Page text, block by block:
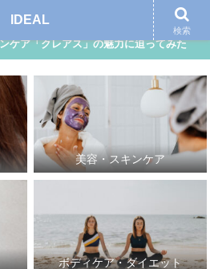
想的な自分を追求する女性向けメディア
ケア「クレアス」の魅力に迫ってみた
美容・スキンケア
ボディケア・ダイエット
IDEAL
検索